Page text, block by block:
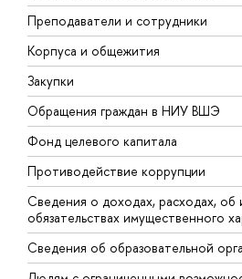
Преподаватели и сотрудники
Корпуса и общежития
Закупки
Обращения граждан в НИУ ВШЭ
Фонд целевого капитала
Противодействие коррупции
Сведения о доходах, расходах, об
обязательствах имущественного
Сведения об образовательной